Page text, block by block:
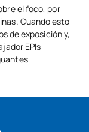
el foco, por
Cuando esto
de exposición y,
EPIs